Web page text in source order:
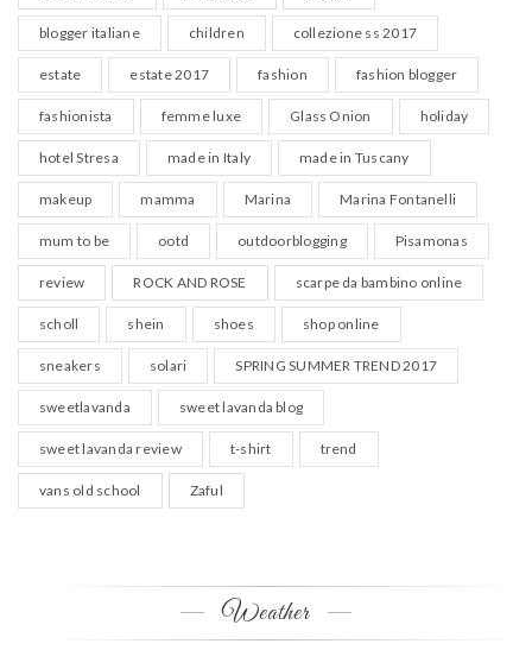
blogger italiane children collezione ss 2017
estate estate 2017 fashion fashion blogger
fashionista femme luxe Glass Onion holiday
hotel Stresa made in Italy made in Tuscany
makeup mamma Marina Marina Fontanelli
mum to be ootd outdoorblogging Pisamonas
review ROCK AND ROSE scarpe da bambino online
scholl shein shoes shop online
sneakers solari SPRING SUMMER TREND 2017
sweetlavanda sweet lavanda blog
sweet lavanda review t-shirt trend
vans old school Zaful
Weather